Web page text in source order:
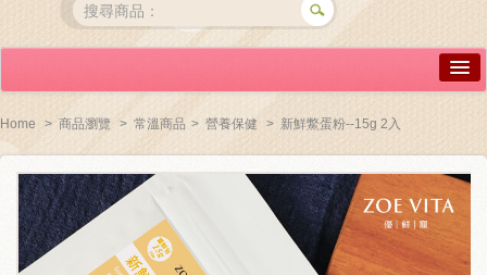
常見問答
商品瀏覽
線上訂購
Home > 商品瀏覽 > 常溫商品 > 營養保健 > 新鮮鱉蛋粉--15g 2入